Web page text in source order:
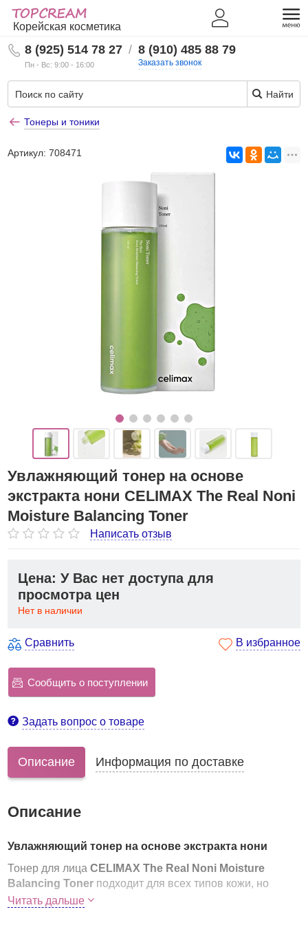
Корейская косметика
8 (925) 514 78 27
Пн - Вс: 9:00 - 16:00
/ 8 (910) 485 88 79
Заказать звонок
Найти
Тонеры и тоники
Артикул:708471
Увлажняющий тонер на основе
экстракта нони CELIMAX The Real Noni
Moisture Balancing Toner
Написать отзыв
Цена: У Вас нет доступа для
просмотра цен
Нет в наличии
Сравнить В избранное
Сообщить о поступлении
Задать вопрос о товаре
Описание Информация по доставке
Описание
Увлажняющий тонер на основе экстракта нони
Тонер для лицаCELIMAX The Real Noni Moisture
Balancing Toner подходит для всех типов кожи, но
особенно незаменим для ухода за сухой кожей,
Читать дальше